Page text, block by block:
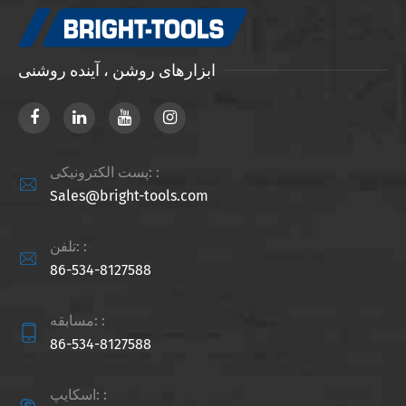
ابزارهای روشن ، آینده روشنی

پست الکترونیکی: :
Sales@bright-tools.com

تلفن: :
86-534-8127588

مسابقه: :
86-534-8127588
اسکایپ: :